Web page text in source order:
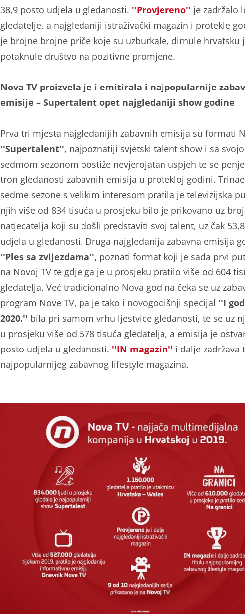
38,9 posto udjela u gledanosti. ''Provjereno'' je zadržalo
gledatelje, a najgledaniji istraživački magazin i protekle
je brojne brojne priče koje su uzburkale, dirnule hrvatsku
potaknule društvo na pozitivne promjene.
Nova TV proizvela je i emitirala i najpopularnije
emisije – Supertalent opet najgledaniji show godine
Prva tri mjesta najgledanijih zabavnih emisija su formati
''Supertalent'', najpoznatiji svjetski talent show i sa
sedmom sezonom postiže nevjerojatan uspjeh te se
tron gledanosti zabavnih emisija u protekloj godini.
sedme sezone s velikim interesom pratila je televizijska
njih više od 834 tisuća u prosjeku bilo je prikovano uz
natjecatelja koji su došli predstaviti svoj talent, uz čak
udjela u gledanosti. Druga najgledanija zabavna emisija
''Ples sa zvijezdama'', poznati format koji je sada prvi
na Novoj TV te gdje ga je u prosjeku pratilo više od 604
gledatelja. Već tradicionalno Nova godina čeka se uz
program Nove TV, pa je tako i novogodišnji specijal ''I
2020.'' bila pri samom vrhu ljestvice gledanosti, te se uz
u prosjeku više od 578 tisuća gledatelja, a emisija je
posto udjela u gledanosti. ''IN magazin'' i dalje zadržava
najpopularnijeg zabavnog lifestyle magazina.